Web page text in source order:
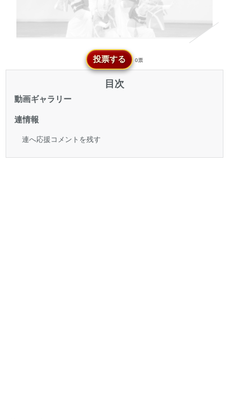
投票する 0票
目次
動画ギャラリー
連情報
連へ応援コメントを残す